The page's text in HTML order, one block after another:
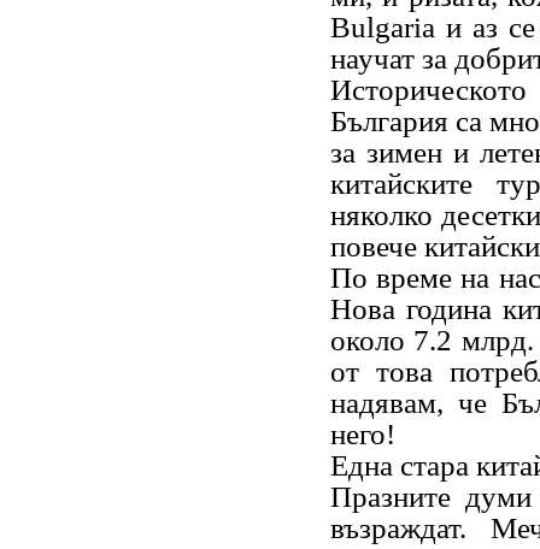
Bulgaria и аз
научат за
България са
за зимен и
китайските
няколко
повече
По време на
Нова година
около 7.2 млрд.
от това
надявам, че
него!
Една стара
Празните думи
възраждат.